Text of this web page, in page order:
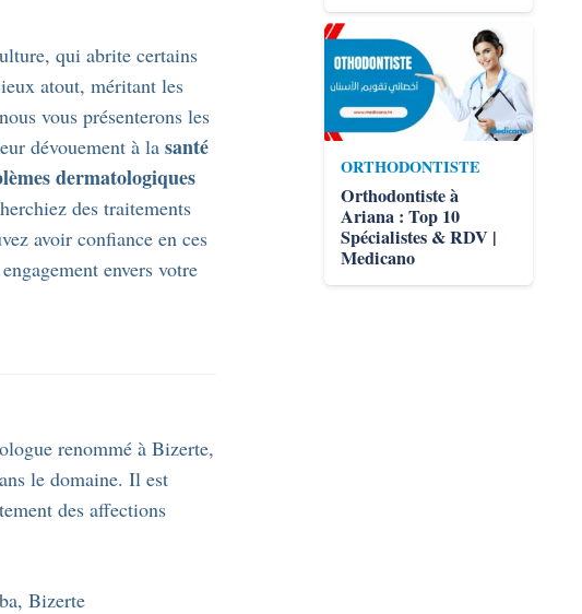
qui abrite certains
atout, méritant les
vous présenterons les
dévouement à la santé
dermatologiques
des traitements
avoir confiance en ces
envers votre
renommé à Bizerte,
le domaine. Il est
des affections
Bizerte
ORTHODONTISTE
Orthodontiste à
Ariana : Top 10
Spécialistes & RDV |
Medicano